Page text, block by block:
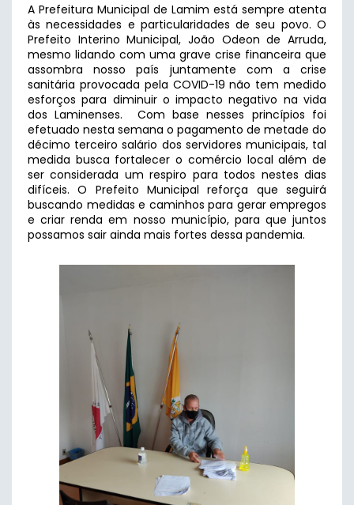
A Prefeitura Municipal de Lamim está sempre atenta
às necessidades e particularidades de seu povo. O
Prefeito Interino Municipal, João Odeon de Arruda,
mesmo lidando com uma grave crise financeira que
assombra nosso país juntamente com a crise
sanitária provocada pela COVID-19 não tem medido
esforços para diminuir o impacto negativo na vida
dos Laminenses. Com base nesses princípios foi
efetuado nesta semana o pagamento de metade do
décimo terceiro salário dos servidores municipais, tal
medida busca fortalecer o comércio local além de
ser considerada um respiro para todos nestes dias
difíceis. O Prefeito Municipal reforça que seguirá
buscando medidas e caminhos para gerar empregos
e criar renda em nosso município, para que juntos
possamos sair ainda mais fortes dessa pandemia.